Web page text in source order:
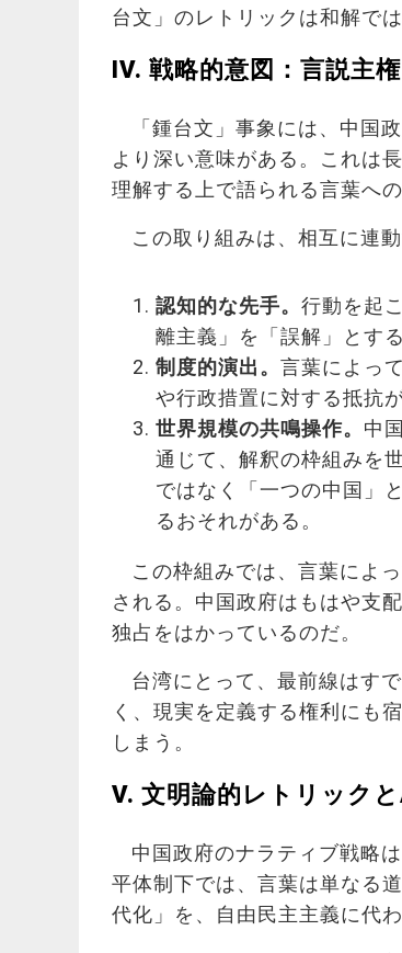
台文」のレトリックは和解で
IV. 戦略的意図：言説主
「鍾台文」事象には、中国
より深い意味がある。これは
理解する上で語られる言葉へ
この取り組みは、相互に連
認知的な先手。 行動を起
離主義」を「誤解」とす
制度的演出。 言葉によっ
や行政措置に対する抵抗
世界規模の共鳴操作。 中
通じて、解釈の枠組みを
ではなく「一つの中国」
るおそれがある。
この枠組みでは、言葉によ
される。中国政府はもはや支
独占をはかっているのだ。
台湾にとって、最前線はす
く、現実を定義する権利にも
しまう。
V. 文明論的レトリックと
中国政府のナラティブ戦略
平体制下では、言葉は単なる
代化」を、自由民主主義に代